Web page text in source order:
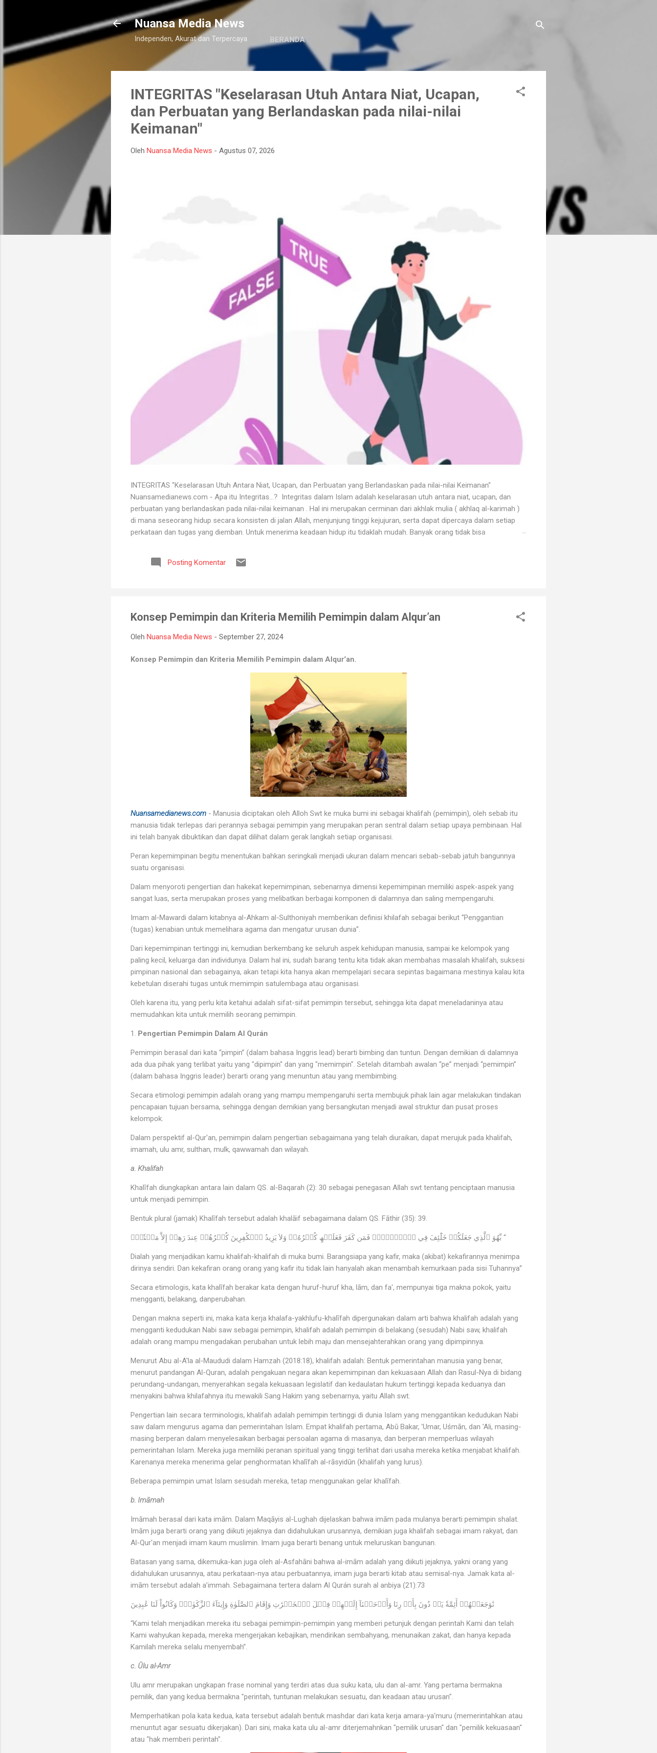
Langsung ke konten utama
Nuansa Media News
Independen, Akurat dan Terpercaya BERANDA
INTEGRITAS "Keselarasan Utuh Antara Niat, Ucapan,
dan Perbuatan yang Berlandaskan pada nilai-nilai
Keimanan"
Oleh Nuansa Media News - Agustus 07, 2026
INTEGRITAS "Keselarasan Utuh Antara Niat, Ucapan, dan Perbuatan yang Berlandaskan pada nilai-nilai Keimanan"
Nuansamedianews.com - Apa itu Integritas...? Integritas dalam Islam adalah keselarasan utuh antara niat, ucapan, dan
perbuatan yang berlandaskan pada nilai-nilai keimanan . Hal ini merupakan cerminan dari akhlak mulia ( akhlaq al-karimah )
di mana seseorang hidup secara konsisten di jalan Allah, menjunjung tinggi kejujuran, serta dapat dipercaya dalam setiap
perkataan dan tugas yang diemban. Untuk menerima keadaan hidup itu tidaklah mudah. Banyak orang tidak bisa
lutut merelakan integritasnya hancur. Padahal telah dipertahankan sekian lama, dan banyak orang menilainya sebagai orang
bersih atau baik. Seorang muslim, iman merupakan landasan penting dalam menjalankan kehidupan. Orang beriman selalu
Posting Komentar
Konsep Pemimpin dan Kriteria Memilih Pemimpin dalam Alqur’an
Oleh Nuansa Media News - September 27, 2024
Konsep Pemimpin dan Kriteria Memilih Pemimpin dalam Alqur’an.
Nuansamedianews.com - Manusia diciptakan oleh Alloh Swt ke muka bumi ini sebagai khalifah (pemimpin), oleh sebab itu
manusia tidak terlepas dari perannya sebagai pemimpin yang merupakan peran sentral dalam setiap upaya pembinaan. Hal
ini telah banyak dibuktikan dan dapat dilihat dalam gerak langkah setiap organisasi.
Peran kepemimpinan begitu menentukan bahkan seringkali menjadi ukuran dalam mencari sebab-sebab jatuh bangunnya
suatu organisasi.
Dalam menyoroti pengertian dan hakekat kepemimpinan, sebenarnya dimensi kepemimpinan memiliki aspek-aspek yang
sangat luas, serta merupakan proses yang melibatkan berbagai komponen di dalamnya dan saling mempengaruhi.
Imam al-Mawardi dalam kitabnya al-Ahkam al-Sulthoniyah memberikan definisi khilafah sebagai berikut “Penggantian
(tugas) kenabian untuk memelihara agama dan mengatur urusan dunia”.
Dari kepemimpinan tertinggi ini, kemudian berkembang ke seluruh aspek kehidupan manusia, sampai ke kelompok yang
paling kecil, keluarga dan individunya. Dalam hal ini, sudah barang tentu kita tidak akan membahas masalah khalifah, suksesi
pimpinan nasional dan sebagainya, akan tetapi kita hanya akan mempelajari secara sepintas bagaimana mestinya kalau kita
kebetulan diserahi tugas untuk memimpin satulembaga atau organisasi.
Oleh karena itu, yang perlu kita ketahui adalah sifat-sifat pemimpin tersebut, sehingga kita dapat meneladaninya atau
memudahkan kita untuk memilih seorang pemimpin.
1. Pengertian Pemimpin Dalam Al Qurán
Pemimpin berasal dari kata “pimpin” (dalam bahasa Inggris lead) berarti bimbing dan tuntun. Dengan demikian di dalamnya
ada dua pihak yang terlibat yaitu yang "dipimpin" dan yang "memimpin". Setelah ditambah awalan “pe” menjadi “pemimpin”
(dalam bahasa Inggris leader) berarti orang yang menuntun atau yang membimbing.
Secara etimologi pemimpin adalah orang yang mampu mempengaruhi serta membujuk pihak lain agar melakukan tindakan
pencapaian tujuan bersama, sehingga dengan demikian yang bersangkutan menjadi awal struktur dan pusat proses
kelompok.
Dalam perspektif al-Qur'an, pemimpin dalam pengertian sebagaimana yang telah diuraikan, dapat merujuk pada khalifah,
imamah, ulu amr, sulthan, mulk, qawwamah dan wilayah.
a. Khalifah
Khalīfah diungkapkan antara lain dalam QS. al-Baqarah (2): 30 sebagai penegasan Allah swt tentang penciptaan manusia
untuk menjadi pemimpin.
Bentuk plural (jamak) Khalīfah tersebut adalah khalāif sebagaimana dalam QS. Fāthir (35): 39.
بِّھُوَ ٱلَّذِي جَعَلَكُمۡ خَلَٰٓئِفَ فِي ٱلأَۡرۡضِۚ فَمَن كَفَرَ فَعَلَیۡھِ كُفۡرُهُۥۖ وَلاَ یَزِیدُ ٱلۡكَٰفِرِینَ كُفۡرُھُمۡ عِندَ رَھِمۡ إِلاَّ مَقۡتٗاۖۡ “
Dialah yang menjadikan kamu khalifah-khalifah di muka bumi. Barangsiapa yang kafir, maka (akibat) kekafirannya menimpa
dirinya sendiri. Dan kekafiran orang orang yang kafir itu tidak lain hanyalah akan menambah kemurkaan pada sisi Tuhannya”
Secara etimologis, kata khalīfah berakar kata dengan huruf-huruf kha, lām, dan fa', mempunyai tiga makna pokok, yaitu
mengganti, belakang, danperubahan.
Dengan makna seperti ini, maka kata kerja khalafa-yakhlufu-khalīfah dipergunakan dalam arti bahwa khalifah adalah yang
mengganti kedudukan Nabi saw sebagai pemimpin, khalifah adalah pemimpin di belakang (sesudah) Nabi saw, khalifah
adalah orang mampu mengadakan perubahan untuk lebih maju dan mensejahterahkan orang yang dipimpinnya.
Menurut Abu al-A'la al-Maududi dalam Hamzah (2018:18), khalifah adalah: Bentuk pemerintahan manusia yang benar,
menurut pandangan Al-Quran, adalah pengakuan negara akan kepemimpinan dan kekuasaan Allah dan Rasul-Nya di bidang
perundang-undangan, menyerahkan segala kekuasaan legislatif dan kedaulatan hukum tertinggi kepada keduanya dan
menyakini bahwa khilafahnya itu mewakili Sang Hakim yang sebenarnya, yaitu Allah swt.
Pengertian lain secara terminologis, khalifah adalah pemimpin tertinggi di dunia Islam yang menggantikan kedudukan Nabi
saw dalam mengurus agama dan pemerintahan Islam. Empat khalifah pertama, Abū Bakar, 'Umar, Uśmān, dan 'Ali, masing-
masing berperan dalam menyelesaikan berbagai persoalan agama di masanya, dan berperan memperluas wilayah
pemerintahan Islam. Mereka juga memiliki peranan spiritual yang tinggi terlihat dari usaha mereka ketika menjabat khalifah.
Karenanya mereka menerima gelar penghormatan khalīfah al-rāsyidūn (khalifah yang lurus).
Beberapa pemimpin umat Islam sesudah mereka, tetap menggunakan gelar khalīfah.
b. Imāmah
Imāmah berasal dari kata imām. Dalam Maqāyis al-Lughah dijelaskan bahwa imām pada mulanya berarti pemimpin shalat.
Imām juga berarti orang yang diikuti jejaknya dan didahulukan urusannya, demikian juga khalifah sebagai imam rakyat, dan
Al-Qur'an menjadi imam kaum muslimin. Imam juga berarti benang untuk meluruskan bangunan.
Batasan yang sama, dikemuka-kan juga oleh al-Asfahāni bahwa al-imām adalah yang diikuti jejaknya, yakni orang yang
didahulukan urusannya, atau perkataan-nya atau perbuatannya, imam juga berarti kitab atau semisal-nya. Jamak kata al-
imām tersebut adalah a’immah. Sebagaimana tertera dalam Al Qurán surah al anbiya (21):73
“Kami telah menjadikan mereka itu sebagai pemimpin-pemimpin yang memberi petunjuk dengan perintah Kami dan telah
Kami wahyukan kepada, mereka mengerjakan kebajikan, mendirikan sembahyang, menunaikan zakat, dan hanya kepada
Kamilah mereka selalu menyembah”.
c. Ūlu al-Amr
Ulu amr merupakan ungkapan frase nominal yang terdiri atas dua suku kata, ulu dan al-amr. Yang pertama bermakna
pemilik, dan yang kedua bermakna "perintah, tuntunan melakukan sesuatu, dan keadaan atau urusan".
Memperhatikan pola kata kedua, kata tersebut adalah bentuk mashdar dari kata kerja amara-ya'muru (memerintahkan atau
menuntut agar sesuatu dikerjakan). Dari sini, maka kata ulu al-amr diterjemahnkan "pemilik urusan" dan "pemilik kekuasaan"
atau "hak memberi perintah".